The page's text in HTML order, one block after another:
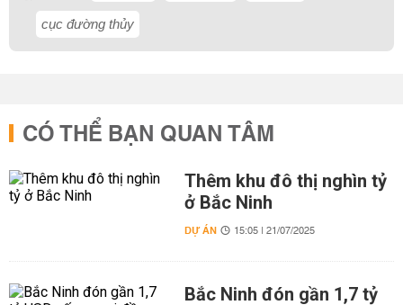
cục đường thủy
CÓ THỂ BẠN QUAN TÂM
Thêm khu đô thị nghìn tỷ
ở Bắc Ninh
DỰ ÁN 15:05 | 21/07/2025
Bắc Ninh đón gần 1,7 tỷ